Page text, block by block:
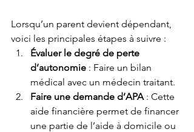
Lorsqu’un parent devient dépendant,
voici les principales étapes à suivre :
Évaluer le degré de perte
d’autonomie : Faire un bilan
médical avec un médecin traitant.
Faire une demande d’APA : Cette
aide financière permet de financer
une partie de l’aide à domicile ou